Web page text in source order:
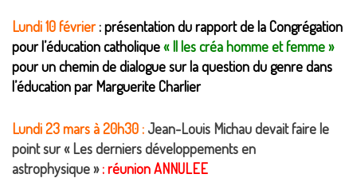
Lundi 10 février: présentation du rapport de la Congrégation
pour l’éducation catholique« Il les créa homme et femme »
pour un chemin de dialogue sur la question du genre dans
l’éducation par Marguerite Charlier
Lundi 23 mars à 20h30 :Jean-Louis Michau devait faire le
point sur « Les derniers développements en
astrophysique »: réunion ANNULEE